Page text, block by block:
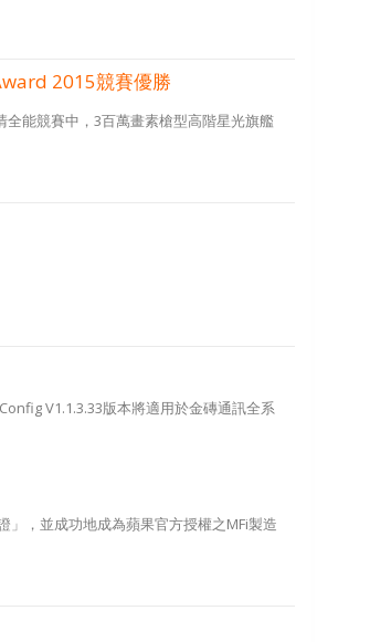
2015競賽優勝
能競賽中，3百萬畫素槍型高階星光旗艦
V1.1.3.33版本將適用於金磚通訊全系
」，並成功地成為蘋果官方授權之MFi製造